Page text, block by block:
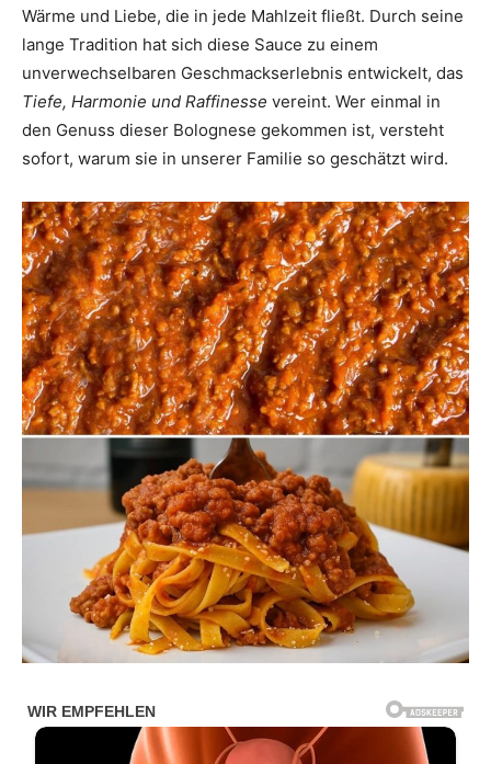
Wärme und Liebe, die in jede Mahlzeit fließt. Durch seine
lange Tradition hat sich diese Sauce zu einem
unverwechselbaren Geschmackserlebnis entwickelt, das
Tiefe, Harmonie und Raffinesse vereint. Wer einmal in
den Genuss dieser Bolognese gekommen ist, versteht
sofort, warum sie in unserer Familie so geschätzt wird.